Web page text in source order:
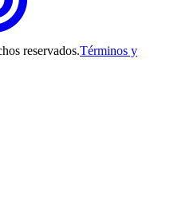
reservados.Términos y